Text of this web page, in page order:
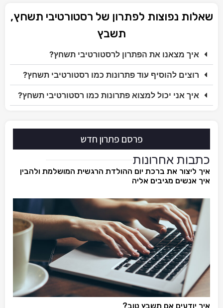
שאלות נפוצות לפתרון של רסטורטיבי תשחץ,
תשבץ
איך מצאנו את הפתרון לרסטורטיבי תשחץ?
רוצים להוסיף עוד פתרונות כמו רסטורטיבי תשחץ?
איך אני יכול למצוא פתרונות כמו רסטורטיבי תשחץ?
פרסם פתרון חדש
כתבות אחרונות
איך ליצור את ברכת יום ההולדת הרגשית המושלמת ולהבין
איך אנשים מגיבים אליה
איך יודעים אם תשבץ טוב?